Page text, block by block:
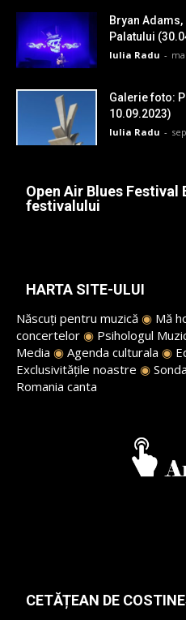
Bryan
Palatului
Iulia Radu -
Galerie foto:
10.09.2023)
Iulia Radu -
Open Air Blues
festivalului
HARTA SITE-ULUI
Născuți pentru muzică ◉ Mă
concertelor ◉ Psihologul
Media ◉ Agenda culturala ◉
Exclusivitățile noastre ◉
Romania canta
CETĂȚEAN DE